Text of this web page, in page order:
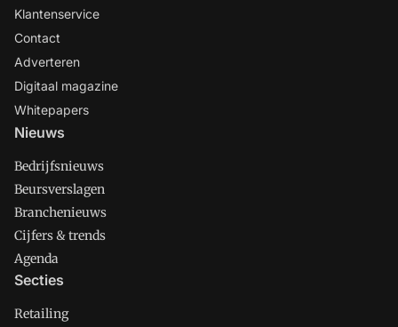
Klantenservice
Contact
Adverteren
Digitaal magazine
Whitepapers
Nieuws
Bedrijfsnieuws
Beursverslagen
Branchenieuws
Cijfers & trends
Agenda
Secties
Retailing